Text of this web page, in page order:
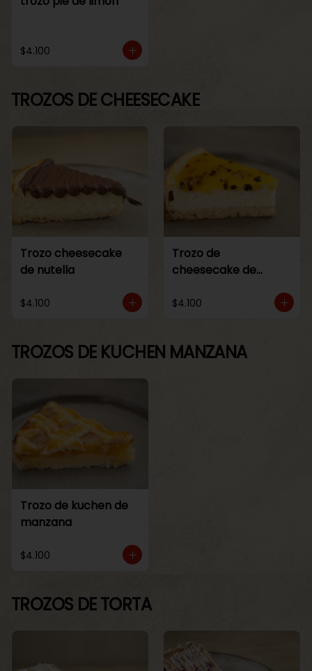
$4.100
TROZOS DE CHEESECAKE
Trozo cheesecake
de nutella
$4.100
Trozo de
cheesecake de
$4.100
TROZOS DE KUCHEN MANZANA
Trozo de kuchen de
manzana
$4.100
TROZOS DE TORTA